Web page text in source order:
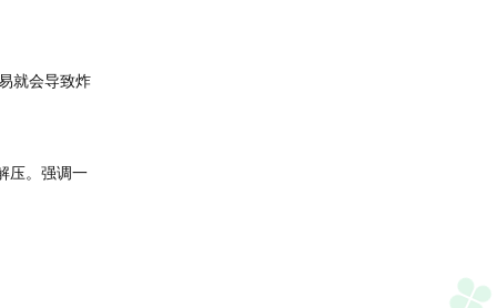
就会导致炸
压。强调一